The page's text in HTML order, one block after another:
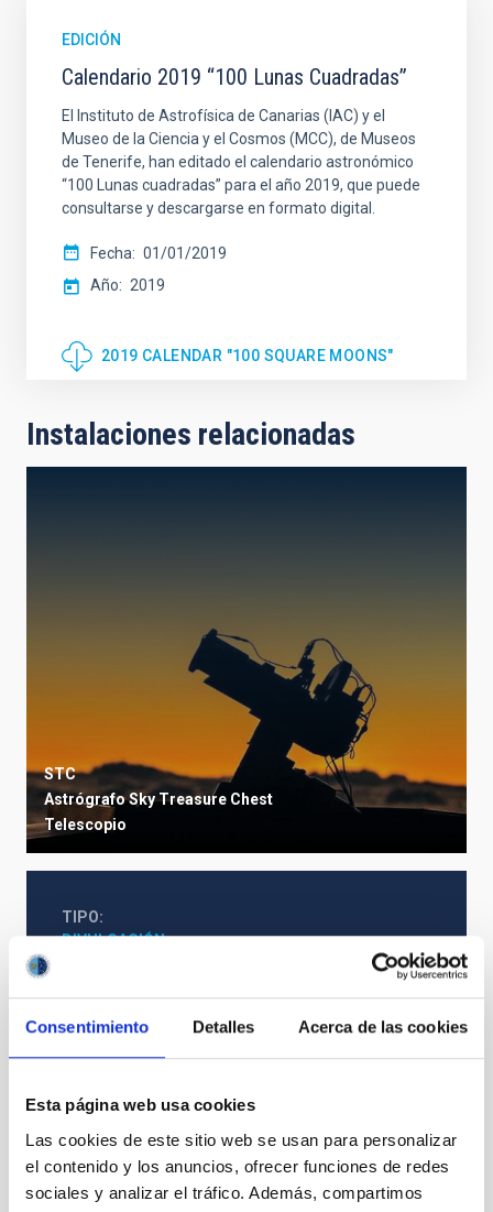
Consentimiento Detalles Acerca de las cookies
Esta página web usa cookies
Las cookies de este sitio web se usan para personalizar
el contenido y los anuncios, ofrecer funciones de redes
sociales y analizar el tráfico. Además, compartimos
EDICIÓN
Calendario 2019 “100 Lunas Cuadradas”
El Instituto de Astrofísica de Canarias (IAC) y el
Museo de la Ciencia y el Cosmos (MCC), de Museos
de Tenerife, han editado el calendario astronómico
“100 Lunas cuadradas” para el año 2019, que puede
consultarse y descargarse en formato digital.
Fecha
01/01/2019
Año
2019
2019 CALENDAR "100 SQUARE MOONS"
Instalaciones relacionadas
STC
Astrógrafo Sky Treasure Chest
Telescopio
TIPO
DIVULGACIÓN
EN EJECUCIÓN